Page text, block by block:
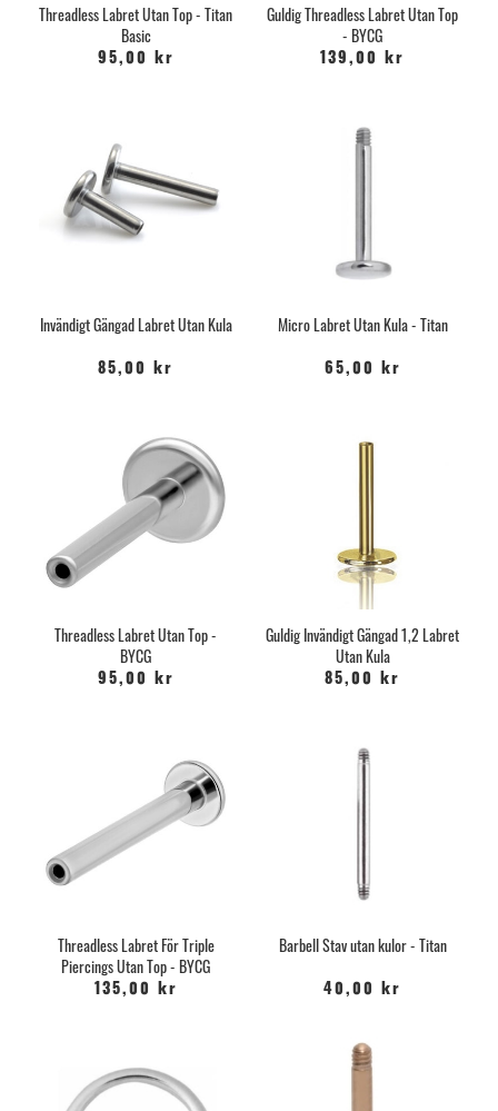
Threadless Labret Utan Top - Titan
Basic
95,00 kr
Guldig Threadless Labret Utan Top
- BYCG
139,00 kr
Invändigt Gängad Labret Utan Kula
85,00 kr
Micro Labret Utan Kula - Titan
65,00 kr
Threadless Labret Utan Top -
BYCG
95,00 kr
Guldig Invändigt Gängad 1,2 Labret
Utan Kula
85,00 kr
Threadless Labret För Triple
Piercings Utan Top - BYCG
135,00 kr
Barbell Stav utan kulor - Titan
40,00 kr